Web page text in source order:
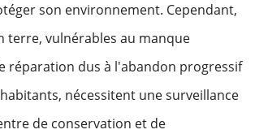
son environnement. Cependant,
terre, vulnérables au manque
réparation dus à l'abandon progressif
nécessitent une surveillance
de conservation et de